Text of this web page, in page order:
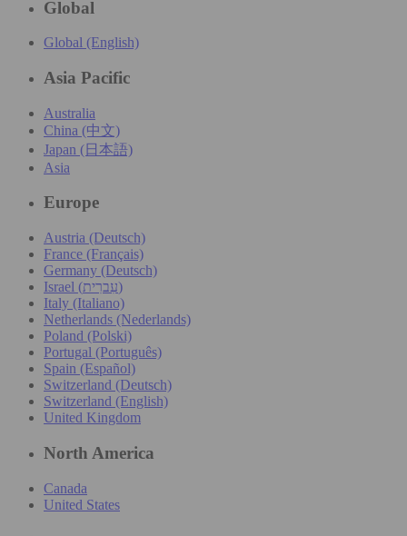
Global
Global (English)
Asia Pacific
Australia
China (中文)
Japan (日本語)
Asia
Europe
Austria (Deutsch)
France (Français)
Germany (Deutsch)
Israel (עִברִית)
Italy (Italiano)
Netherlands (Nederlands)
Poland (Polski)
Portugal (Português)
Spain (Español)
Switzerland (Deutsch)
Switzerland (English)
United Kingdom
North America
Canada
United States